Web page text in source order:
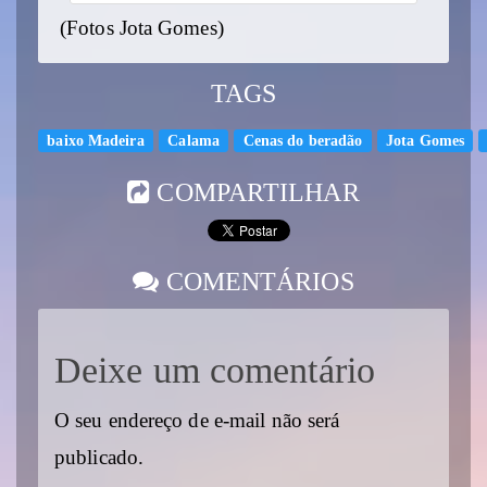
(Fotos Jota Gomes)
TAGS
baixo Madeira Calama Cenas do beradão Jota Gomes
COMPARTILHAR
COMENTÁRIOS
Deixe um comentário
O seu endereço de e-mail não será
publicado.